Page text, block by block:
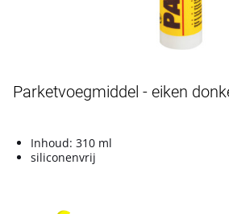
Parketvoegmiddel - eiken
Inhoud: 310 ml
siliconenvrij